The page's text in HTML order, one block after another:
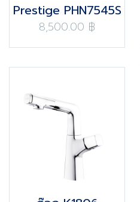
Prestige PHN7545S
8,500.00 ฿